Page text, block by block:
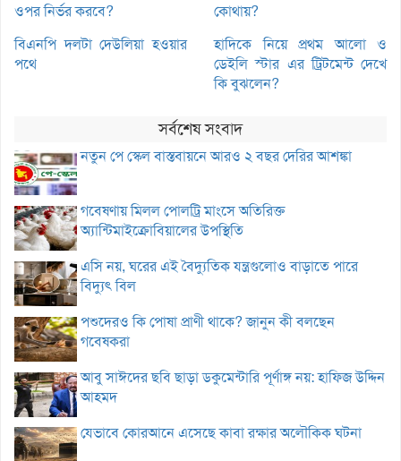
ওপর নির্ভর করবে?
কোথায়?
বিএনপি দলটা দেউলিয়া হওয়ার
পথে
হাদিকে নিয়ে প্রথম আলো ও
ডেইলি স্টার এর ট্রিটমেন্ট দেখে
কি বুঝলেন?
সর্বশেষ সংবাদ
নতুন পে স্কেল বাস্তবায়নে আরও ২ বছর দেরির আশঙ্কা
গবেষণায় মিলল পোলট্রি মাংসে অতিরিক্ত
অ্যান্টিমাইক্রোবিয়ালের উপস্থিতি
এসি নয়, ঘরের এই বৈদ্যুতিক যন্ত্রগুলোও বাড়াতে পারে
বিদ্যুৎ বিল
পশুদেরও কি পোষা প্রাণী থাকে? জানুন কী বলছেন
গবেষকরা
আবু সাঈদের ছবি ছাড়া ডকুমেন্টারি পূর্ণাঙ্গ নয়: হাফিজ উদ্দিন
আহমদ
যেভাবে কোরআনে এসেছে কাবা রক্ষার অলৌকিক ঘটনা